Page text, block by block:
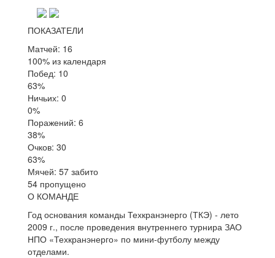
ПОКАЗАТЕЛИ
Матчей: 16
100% из календаря
Побед: 10
63%
Ничьих: 0
0%
Поражений: 6
38%
Очков: 30
63%
Мячей: 57 забито
54 пропущено
О КОМАНДЕ
Год основания команды Техкранэнерго (ТКЭ) - лето
2009 г., после проведения внутреннего турнира ЗАО
НПО «Техкранэнерго» по мини-футболу между
отделами.